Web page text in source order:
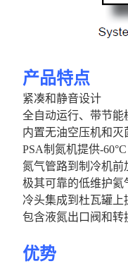
产品特点
紧凑和静音设计
全自动运行、带节能
内置无油空压机和灭
PSA制氮机提供-60°C
氮气管路到制冷机前
极其可靠的低维护氦
冷头集成到杜瓦罐上
包含液氮出口阀和转
优势